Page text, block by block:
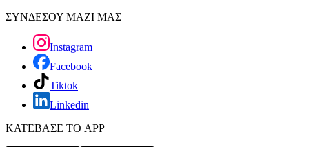
ΣΥΝΔΕΣΟΥ ΜΑΖΙ ΜΑΣ
Instagram
Facebook
Tiktok
Linkedin
ΚΑΤΕΒΑΣΕ ΤΟ APP